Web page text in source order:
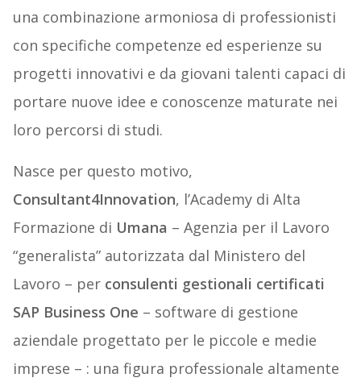
una combinazione armoniosa di professionisti
con specifiche competenze ed esperienze su
progetti innovativi e da giovani talenti capaci di
portare nuove idee e conoscenze maturate nei
loro percorsi di studi.
Nasce per questo motivo,
Consultant4Innovation, l’Academy di Alta
Formazione di Umana – Agenzia per il Lavoro
“generalista” autorizzata dal Ministero del
Lavoro – perconsulenti gestionali certificati
SAP Business One – software di gestione
aziendale progettato per le piccole e medie
imprese – : una figura professionale altamente